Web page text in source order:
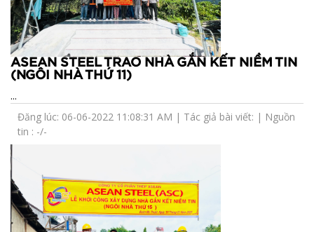
ASEAN STEEL TRAO NHÀ GẮN KẾT NIỀM TIN
(NGÔI NHÀ THỨ 11)
...
Đăng lúc: 06-06-2022 11:08:31 AM | Tác giả bài viết: | Nguồn
tin : -/-